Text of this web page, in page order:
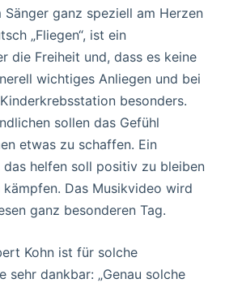
Sänger ganz speziell am Herzen
„Fliegen“, ist ein
die Freiheit und, dass es keine
wichtiges Anliegen und bei
besonders.
sollen das Gefühl
etwas zu schaffen. Ein
das helfen soll positiv zu bleiben
Das Musikvideo wird
ganz besonderen Tag.
Kohn ist für solche
sehr dankbar: „Genau solche